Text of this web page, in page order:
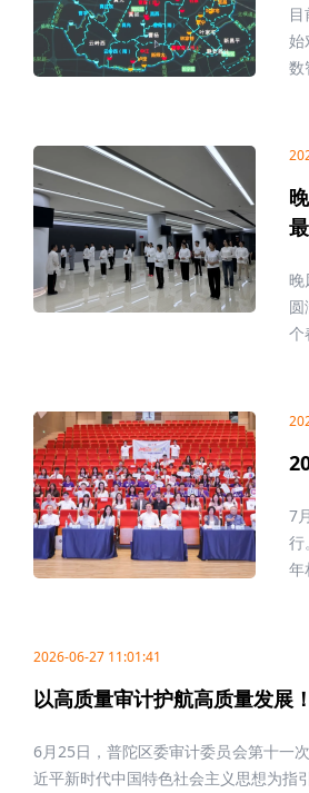
始
数
晚
个
7
行
年
2026-06-27 11:01:41
以高质量审计护航高质量发展
6月25日，普陀区委审计委员会第十一
近平新时代中国特色社会主义思想为指